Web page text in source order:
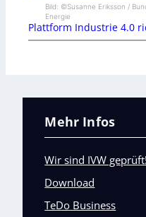
Bild: ©Susanne Eriksson /
Energie
Plattform Industrie 4.0
Mehr Infos
Wir sind IVW geprüft!
Download
TeDo Business